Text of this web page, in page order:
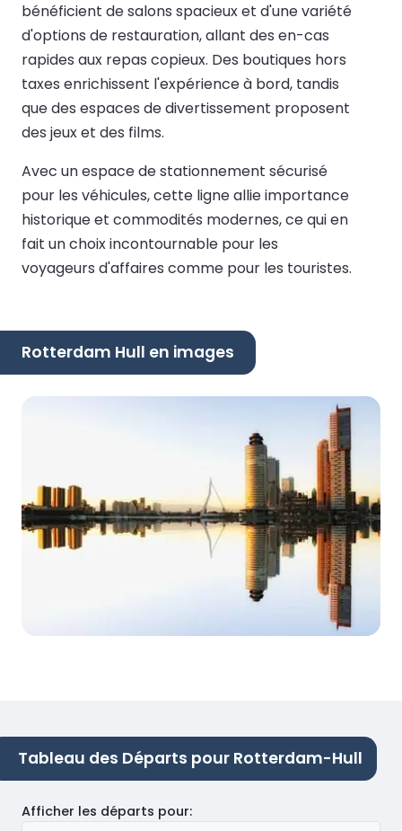
bénéficient de salons spacieux et d'une variété
d'options de restauration, allant des en-cas
rapides aux repas copieux. Des boutiques hors
taxes enrichissent l'expérience à bord, tandis
que des espaces de divertissement proposent
des jeux et des films.
Avec un espace de stationnement sécurisé
pour les véhicules, cette ligne allie importance
historique et commodités modernes, ce qui en
fait un choix incontournable pour les
voyageurs d'affaires comme pour les touristes.
Rotterdam Hull en images
Tableau des Départs pour Rotterdam-Hull
Afficher les départs pour: